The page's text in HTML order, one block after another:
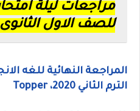
مراجعات ليلة
للصف الاول الثانوى
المراجعة النهائية للغه
الترم الثاني 2020، Topper